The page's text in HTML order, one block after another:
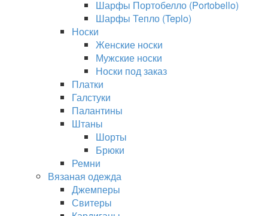
Шарфы Портобелло (Portobello)
Шарфы Тепло (Teplo)
Носки
Женские носки
Мужские носки
Носки под заказ
Платки
Галстуки
Палантины
Штаны
Шорты
Брюки
Ремни
Вязаная одежда
Джемперы
Свитеры